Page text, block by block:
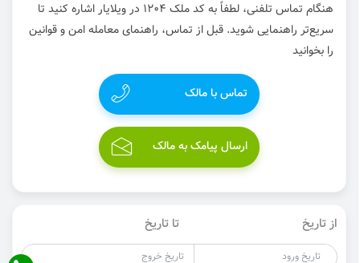
هنگام تماس تلفنی، لطفاً به کد ملک 1204 در ویلایار اشاره کنید تا
سریع‌تر راهنمایی شوید. قبل از تماس، راهنمای معامله امن و قوانین
را بخوانید
تماس با مالک
ارسال پیامک به مالک
از تاریخ تا تاریخ